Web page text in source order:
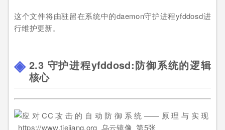
这个文件将由驻留在系统中的daemon守护进程yfddosd进
行维护更新。
2.3 守护进程yfddosd:防御系统的逻辑
核心